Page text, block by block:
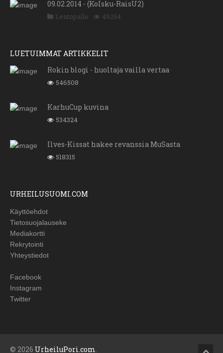
09.02.2014 - (KoIsku-RaisU2)
Lentopallo 49254
LUETUIMMAT ARTIKKELIT
Rokin blogi - huoltaja vailla vertaa
546508
KarhuCup kuvina
534324
Ilves-Kissat hakee revanssia MuSasta
518315
URHEILUSUOMI.COM
Käyttöehdot
Tietosuojalauseke
Mediakortti
Rekrytointi
Yhteystiedot
Facebook
Instagram
Twitter
© 2026 UrheiluPori.com.